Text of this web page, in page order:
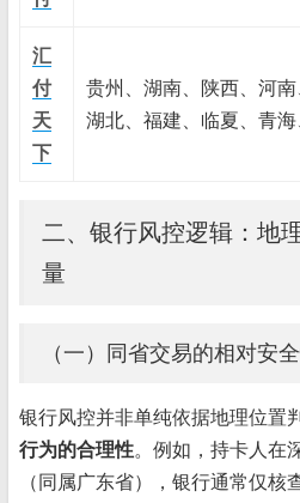
汇
付
天
下
贵州、湖南、陕西、河南
湖北、福建、临夏、青
二、银行风控逻辑：地
量
（一）同省交易的相对安
银行风控并非单纯依据地理位置
行为的合理性。例如，持卡人在
（同属广东省），银行通常仅核